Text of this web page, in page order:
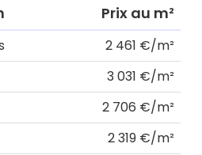
Prix au m²
2 461 €/m²
3 031 €/m²
2 706 €/m²
2 319 €/m²